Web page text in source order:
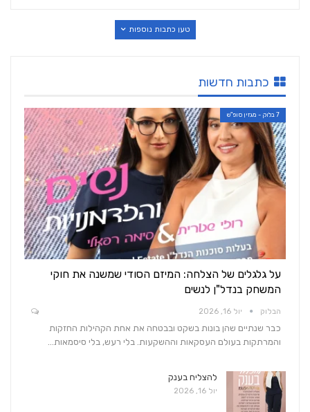
טען כתבות נוספות
כתבות חדשות
7 בלוק - מגזין סופ"ש
על גלגלים של הצלחה: המיזם הסודי שמשנה את חוקי
המשחק בנדל"ן לנשים
הבלוק יול 16, 2026
כבר שנתיים שהן בונות בשקט ובבטחה את אחת הקהילות החזקות
והמרתקות בעולם העסקאות וההשקעות. בלי רעש, בלי סיסמאות…
להצליח בענק
יול 16, 2026